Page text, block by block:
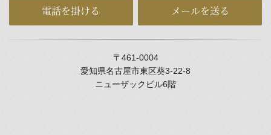
電話を掛ける メールを送る
〒461-0004
愛知県名古屋市東区葵3-22-8
ニューザックビル6階